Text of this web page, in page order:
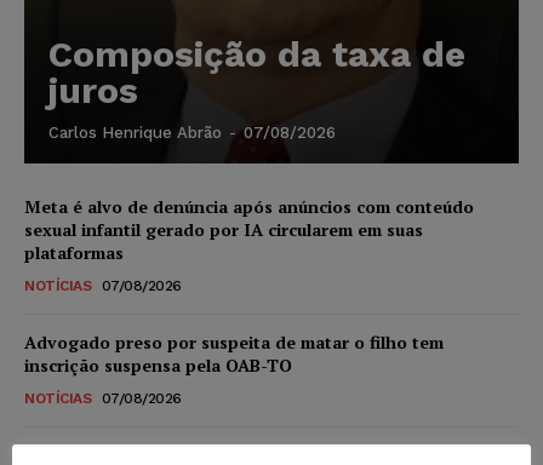
Composição da taxa de
juros
Carlos Henrique Abrão - 07/08/2026
Meta é alvo de denúncia após anúncios com conteúdo
sexual infantil gerado por IA circularem em suas
plataformas
NOTÍCIAS 07/08/2026
Advogado preso por suspeita de matar o filho tem
inscrição suspensa pela OAB-TO
NOTÍCIAS 07/08/2026